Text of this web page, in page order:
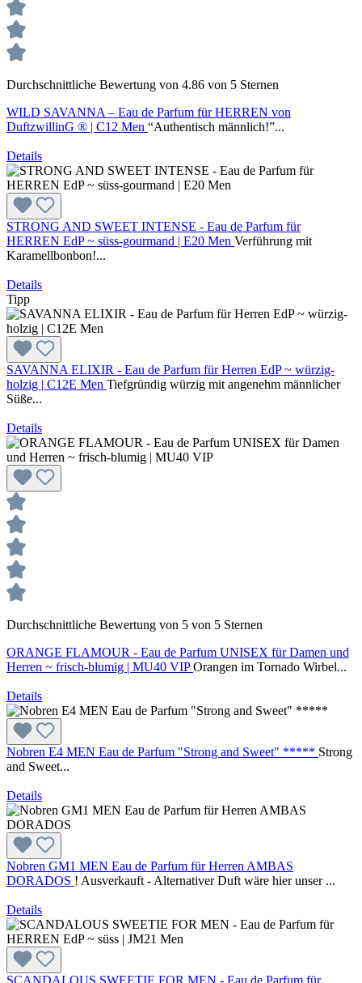
Durchschnittliche Bewertung von 4.86 von 5 Sternen
WILD SAVANNA – Eau de Parfum für HERREN von
DuftzwillinG ® | C12 Men “Authentisch männlich!”...
Details
STRONG AND SWEET INTENSE - Eau de Parfum für
HERREN EdP ~ süss-gourmand | E20 Men Verführung mit
Karamellbonbon!...
Details
Tipp
SAVANNA ELIXIR - Eau de Parfum für Herren EdP ~ würzig-
holzig | C12E Men Tiefgründig würzig mit angenehm männlicher
Süße...
Details
Durchschnittliche Bewertung von 5 von 5 Sternen
ORANGE FLAMOUR - Eau de Parfum UNISEX für Damen und
Herren ~ frisch-blumig | MU40 VIPOrangen im Tornado Wirbel...
Details
Nobren E4 MEN Eau de Parfum "Strong and Sweet" ***** Strong
and Sweet...
Details
Nobren GM1 MEN Eau de Parfum für Herren AMBAS
DORADOS ! Ausverkauft - Alternativer Duft wäre hier unser ...
Details
SCANDALOUS SWEETIE FOR MEN - Eau de Parfum für